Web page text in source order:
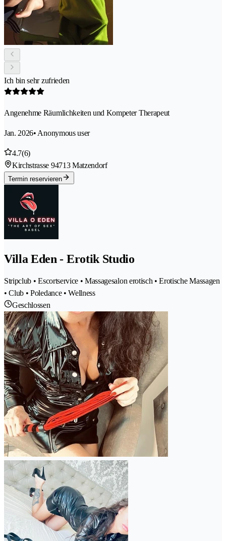
Ich bin sehr zufrieden
Angenehme Räumlichkeiten und Kompeter Therapeut
Jan. 2026• Anonymous user
4.7(6)
Kirchstrasse 94713 Matzendorf
Termin reservieren
Villa Eden - Erotik Studio
Stripclub • Escortservice • Massagesalon erotisch • Erotische Massagen
• Club • Poledance • Wellness
Geschlossen